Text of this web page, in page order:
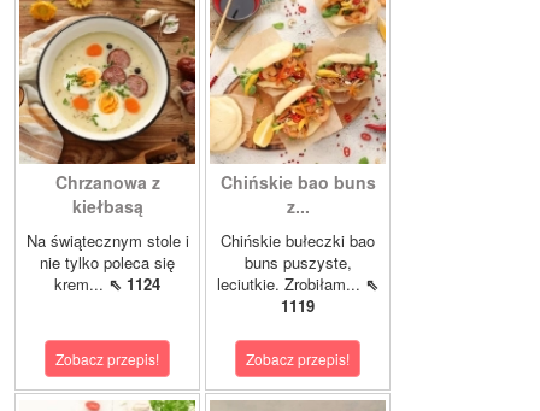
Chrzanowa z
kiełbasą
Na świątecznym stole i
nie tylko poleca się
krem... ⇖ 1124
Zobacz przepis!
Chińskie bao buns
z...
Chińskie bułeczki bao
buns puszyste,
leciutkie. Zrobiłam... ⇖
1119
Zobacz przepis!